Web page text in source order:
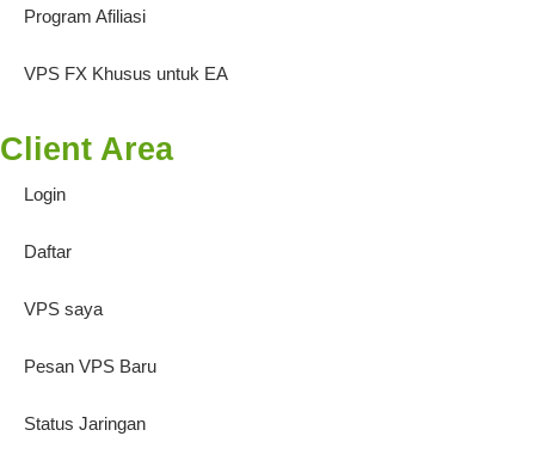
Program Afiliasi
VPS FX Khusus untuk EA
Client Area
Login
Daftar
VPS saya
Pesan VPS Baru
Status Jaringan